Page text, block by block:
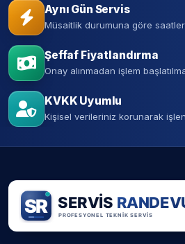
Aynı Gün Servis
Müsaitlik durumuna göre
Şeffaf Fiyatlandırma
Onay alınmadan işlem
KVKK Uyumlu
Kişisel verileriniz korunarak